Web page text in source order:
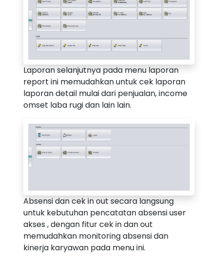
Laporan selanjutnya pada menu laporan
report ini memudahkan untuk cek laporan
laporan detail mulai dari penjualan, income
omset laba rugi dan lain lain.
Absensi dan cek in out secara langsung
untuk kebutuhan pencatatan absensi user
akses , dengan fitur cek in dan out
memudahkan monitoring absensi dan
kinerja karyawan pada menu ini.